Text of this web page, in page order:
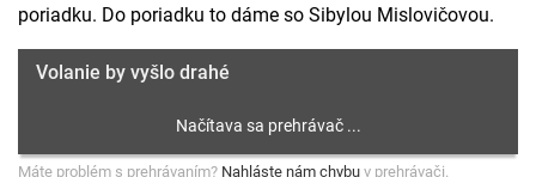
poriadku. Do poriadku to dáme so Sibylou Mislovičovou.
Volanie by vyšlo drahé
Máte problém s prehrávaním? Nahláste nám chybu v prehrávači.